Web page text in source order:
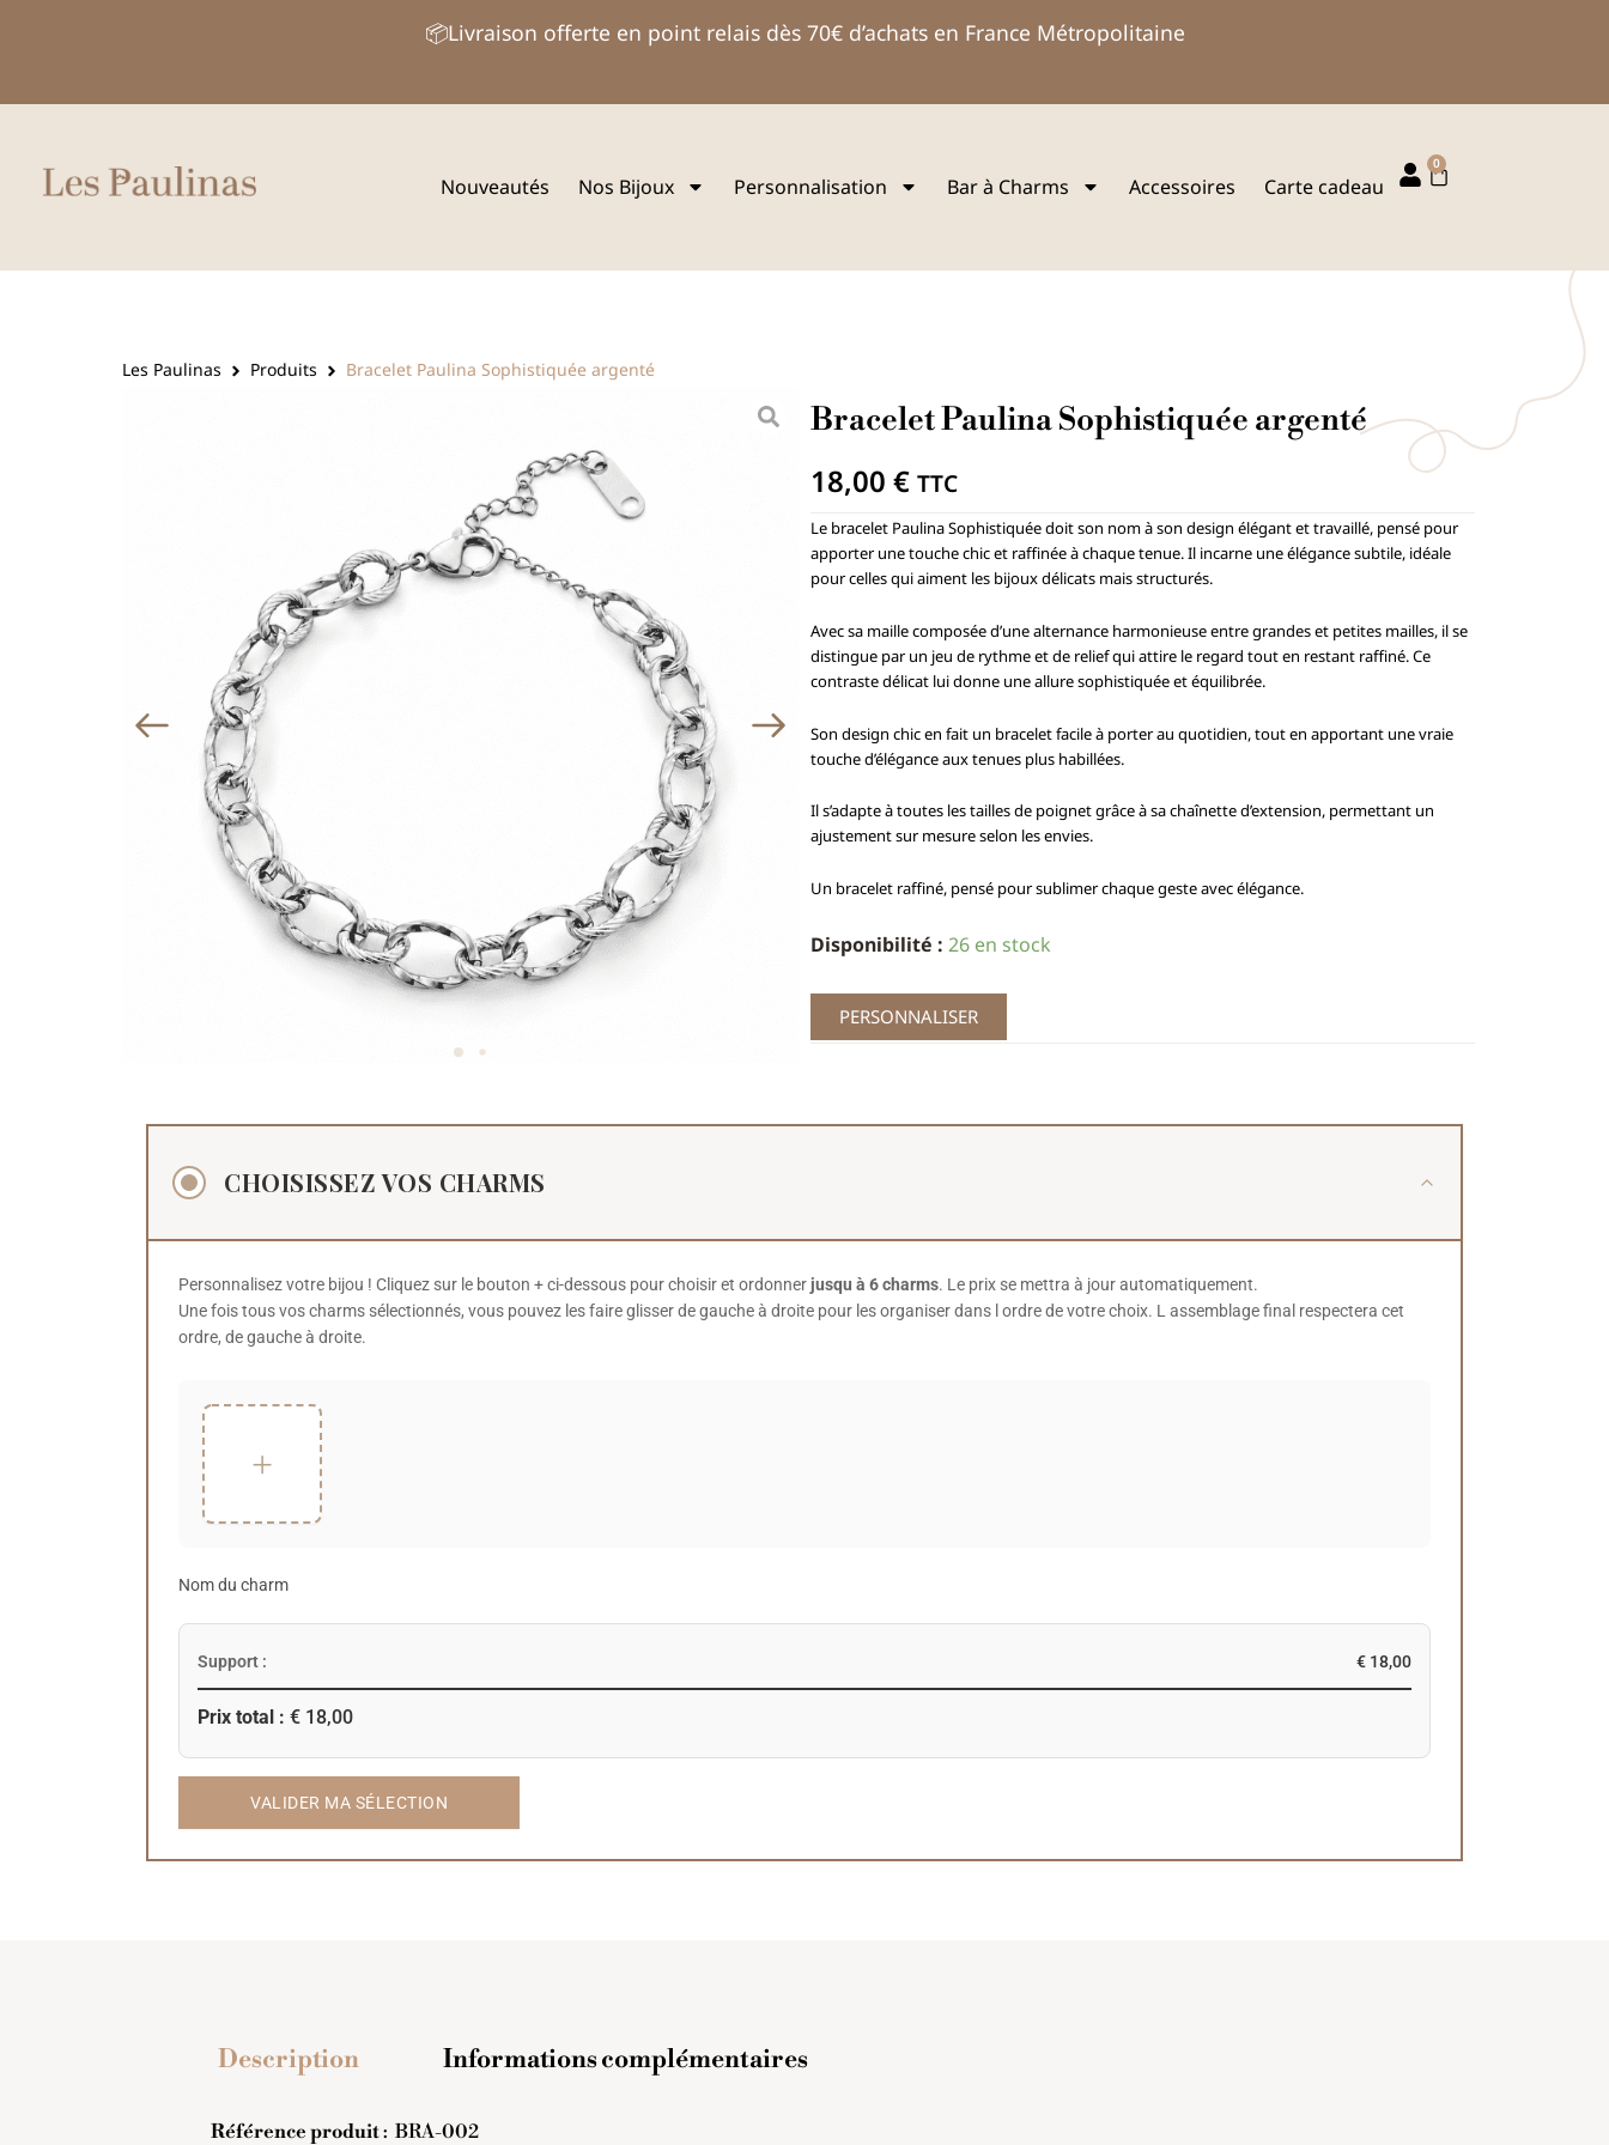
📦Livraison offerte en point relais dès 70€ d’achats en France Métropolitaine
Nouveautés Nos Bijoux Personnalisation Bar à Charms Accessoires Carte cadeau
0
Panier
Les Paulinas Produits Bracelet Paulina Sophistiquée argenté
Bracelet Paulina Sophistiquée argenté
18,00 € TTC
Le bracelet Paulina Sophistiquée doit son nom à son design élégant et travaillé, pensé pour
apporter une touche chic et raffinée à chaque tenue. Il incarne une élégance subtile, idéale
pour celles qui aiment les bijoux délicats mais structurés.
Avec sa maille composée d’une alternance harmonieuse entre grandes et petites mailles, il se
distingue par un jeu de rythme et de relief qui attire le regard tout en restant raffiné. Ce
contraste délicat lui donne une allure sophistiquée et équilibrée.
Son design chic en fait un bracelet facile à porter au quotidien, tout en apportant une vraie
touche d’élégance aux tenues plus habillées.
Il s’adapte à toutes les tailles de poignet grâce à sa chaînette d’extension, permettant un
ajustement sur mesure selon les envies.
Un bracelet raffiné, pensé pour sublimer chaque geste avec élégance.
Disponibilité : 26 en stock
PERSONNALISER
CHOISISSEZ VOS CHARMS
Personnalisez votre bijou ! Cliquez sur le bouton + ci-dessous pour choisir et ordonner jusqu à 6 charms. Le prix se mettra à jour automatiquement.
Une fois tous vos charms sélectionnés, vous pouvez les faire glisser de gauche à droite pour les organiser dans l ordre de votre choix. L assemblage final respectera cet
ordre, de gauche à droite.
+
Nom du charm
Support : € 18,00
Prix total : € 18,00
VALIDER MA SÉLECTION
Description Informations complémentaires
Référence produit: BRA-002